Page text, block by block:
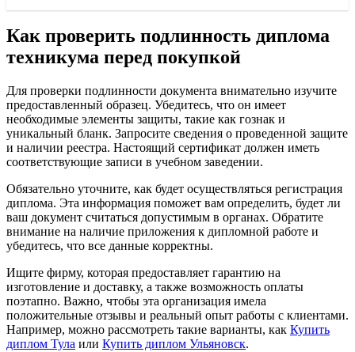
Как проверить подлинность диплома
техникума перед покупкой
Для проверки подлинности документа внимательно изучите
предоставленный образец. Убедитесь, что он имеет
необходимые элементы защиты, такие как гознак и
уникальный бланк. Запросите сведения о проведенной защите
и наличии реестра. Настоящий сертификат должен иметь
соответствующие записи в учебном заведении.
Обязательно уточните, как будет осуществляться регистрация
диплома. Эта информация поможет вам определить, будет ли
ваш документ считаться допустимым в органах. Обратите
внимание на наличие приложения к дипломной работе и
убедитесь, что все данные корректны.
Ищите фирму, которая предоставляет гарантию на
изготовление и доставку, а также возможность оплаты
поэтапно. Важно, чтобы эта организация имела
положительные отзывы и реальный опыт работы с клиентами.
Например, можно рассмотреть такие варианты, как Купить
диплом Тула или Купить диплом Ульяновск.